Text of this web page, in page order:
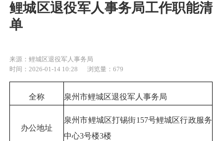
鲤城区退役军人事务局工作职能清
单
来源：鲤城区退役军人事务局
时间：2026-01-14 10:28
浏览量： 679
全称 泉州市鲤城区退役军人事务局
办公地址
泉州市鲤城区打锡街157号鲤城区行政服务
中心3号楼3楼